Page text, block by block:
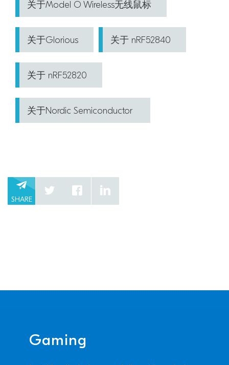
关于Model O Wireless无线鼠标
关于Glorious 关于 nRF52840
关于 nRF52820
关于Nordic Semiconductor
SHARE
Gaming